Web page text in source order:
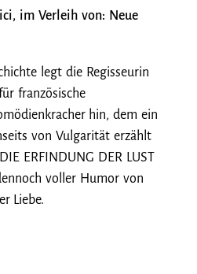
im Verleih von: Neue
legt die Regisseurin
französische
hin, dem ein
von Vulgarität erzählt
ERFINDUNG DER LUST
voller Humor von
Liebe.